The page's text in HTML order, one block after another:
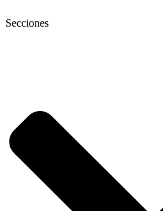
Secciones